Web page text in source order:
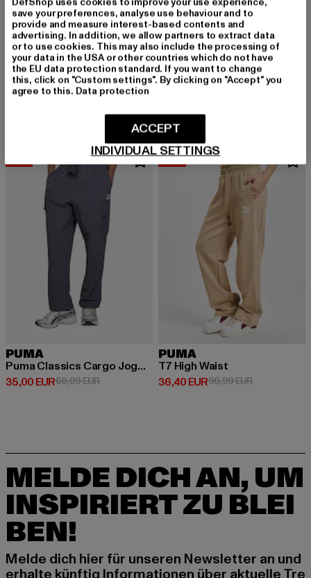
PUMA
T7 Straight
PUMA
T7 Relaxed
PUMA
Puma Classics Cargo Jogginghosen
35,00 EUR
Derzeitiger Preis: 35,00 EUR
69,99 EURAktionspreis: 69,99 EUR
-60%
PUMA
T7 High Waist
36,40 EUR
Derzeitiger Preis: 36,40 EUR
90,99 EURAktionspreis:
MELDE DICH AN, UM
INSPIRIERT ZU BLEI
BEN!
Melde dich hier für unseren Newsletter an und
save your preferences, analyse use behaviour and to
provide and measure interest-based contents and
advertising. In addition, we allow partners to extract data
or to use cookies. This may also include the processing of
your data in the USA or other countries which do not have
the EU data protection standard. If you want to change
this, click on "Custom settings". By clicking on "Accept" you
agree to this. Data protection
INDIVIDUAL SETTINGS
ACCEPT